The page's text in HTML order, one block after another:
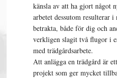
känsla av att ha gjort något
arbetet dessutom resulterar
betrakta, både för dig och
verkligen slagit två flugor i
med trädgårdsarbete.
Att anlägga en trädgård är
projekt som ger mycket